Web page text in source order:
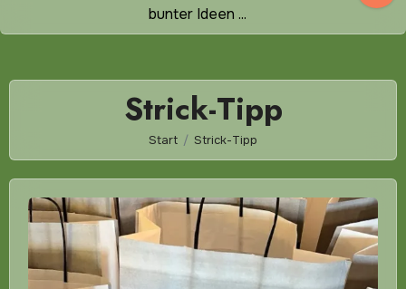
bunter Ideen ...
Strick-Tipp
Start Strick-Tipp